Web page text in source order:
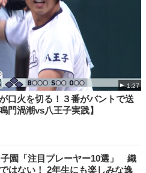
1:27
口火を切る！３番がバントで送
門渦潮vs八王子実践】
子園「注目プレーヤー10選」 織
はない！ 2年生にも楽しみな逸